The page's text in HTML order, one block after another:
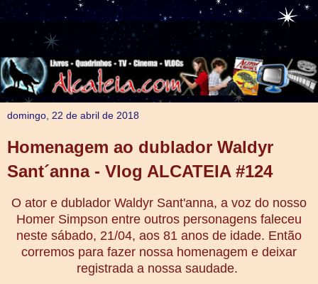
domingo, 22 de abril de 2018
Homenagem ao dublador Waldyr
Sant´anna - Vlog ALCATEIA #124
O ator e dublador Waldyr Sant'anna, a voz do nosso
Homer Simpson entre outros personagens faleceu
neste sábado, 21/04, aos 81 anos de idade. Então
corremos para fazer nossa homenagem e deixar
registrada a nossa saudade.